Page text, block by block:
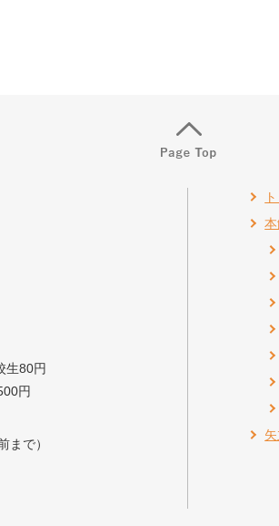
生80円
円
まで）